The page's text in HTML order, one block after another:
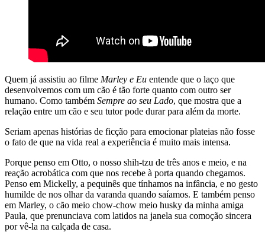
Quem já assistiu ao filme Marley e Eu entende que o laço que
desenvolvemos com um cão é tão forte quanto com outro ser
humano. Como também Sempre ao seu Lado, que mostra que a
relação entre um cão e seu tutor pode durar para além da morte.
Seriam apenas histórias de ficção para emocionar plateias não fosse
o fato de que na vida real a experiência é muito mais intensa.
Porque penso em Otto, o nosso shih-tzu de três anos e meio, e na
reação acrobática com que nos recebe à porta quando chegamos.
Penso em Mickelly, a pequinês que tínhamos na infância, e no gesto
humilde de nos olhar da varanda quando saíamos. E também penso
em Marley, o cão meio chow-chow meio husky da minha amiga
Paula, que prenunciava com latidos na janela sua comoção sincera
por vê-la na calçada de casa.